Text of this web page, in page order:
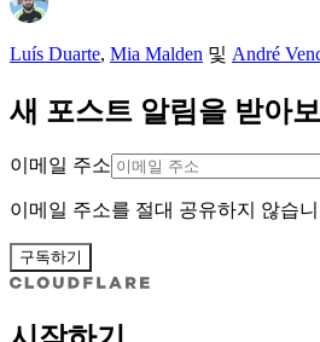
Luís Duarte, Mia Malden 및 André
새 포스트 알림을 받아
이메일 주소
이메일 주소를 절대 공유하지 않습
구독하기